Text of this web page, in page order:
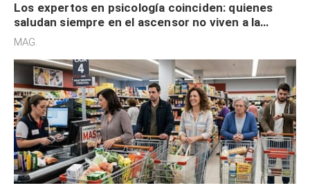
Los expertos en psicología coinciden: quienes
saludan siempre en el ascensor no viven a la
defensiva y tienen apertura social
MAG.